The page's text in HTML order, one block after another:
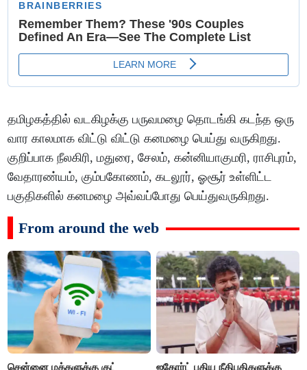
தமிழகத்தில் வடகிழக்கு பருவமழை தொடங்கி கடந்த ஒரு
வார காலமாக விட்டு விட்டு கனமழை பெய்து வருகிறது.
குறிப்பாக நீலகிரி, மதுரை, சேலம், கன்னியாகுமரி, ராசிபுரம்,
வேதாரண்யம், கும்பகோணம், கடலூர், ஓசூர் உள்ளிட்ட
பகுதிகளில் கனமழை அவ்வப்போது பெய்துவருகிறது.
From around the web
சென்னை மக்களுக்கு குட் ஐகோர்ட் புதிய நீதிபதிகளுக்கு